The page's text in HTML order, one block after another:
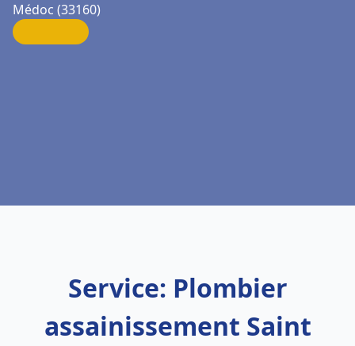
Médoc (33160)
Service: Plombier
assainissement Saint